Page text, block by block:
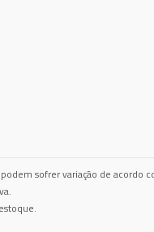
sofrer variação de acordo